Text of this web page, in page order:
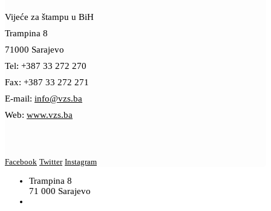
Vijeće za štampu u BiH
Trampina 8
71000 Sarajevo
Tel: +387 33 272 270
Fax: +387 33 272 271
E-mail: info@vzs.ba
Web: www.vzs.ba
Facebook Twitter Instagram
Trampina 8
71 000 Sarajevo